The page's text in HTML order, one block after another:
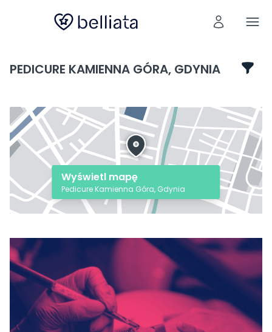
PEDICURE KAMIENNA GÓRA, GDYNIA
Wyświetl mapę
Pedicure Kamienna Góra, Gdynia